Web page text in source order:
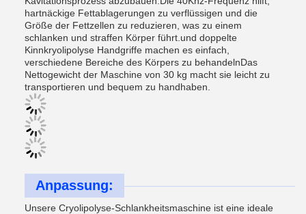
hartnäckige Fettablagerungen zu verflüssigen und die
Größe der Fettzellen zu reduzieren, was zu einem
schlanken und straffen Körper führt.und doppelte
Kinnkryolipolyse Handgriffe machen es einfach,
verschiedene Bereiche des Körpers zu behandelnDas
Nettogewicht der Maschine von 30 kg macht sie leicht zu
transportieren und bequem zu handhaben.
Anpassung:
Unsere Cryolipolyse-Schlankheitsmaschine ist eine ideale